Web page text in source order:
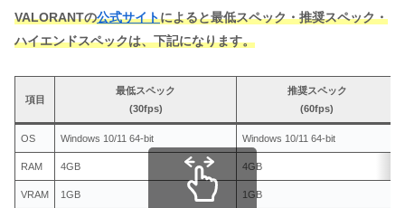
VALORANTの公式サイトによると最低スペック・推奨スペック・
ハイエンドスペックは、下記になります。
項目
最低スペック
(30fps)
推奨スペック
(60fps)
OS Windows 10/11 64-bit Windows 10/11 64-bit
RAM 4GB 4GB
VRAM 1GB 1GB